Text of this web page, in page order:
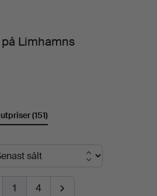
Limhamns
(151)
1 4